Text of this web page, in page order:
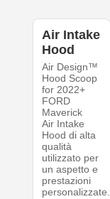
Air Intake
Hood
Air Design™
Hood Scoop
for 2022+
FORD
Maverick
Air Intake
Hood di alta
qualità
utilizzato per
un aspetto e
prestazioni
personalizzate.